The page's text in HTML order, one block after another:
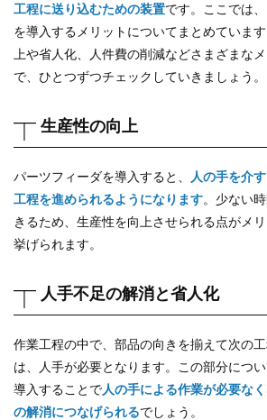
工程に送り込むための装置です。ここでは
を導入するメリットについてまとめていま
上や省人化、人件費の削減などさまざまな
で、ひとつずつチェックしていきましょう。
生産性の向上
パーツフィーダを導入すると、
人の手を介
工程を進められるようになります。少ない
きるため、生産性を向上させられる点がメ
挙げられます。
人手不足の解消と省人化
作業工程の中で、部品の向きを揃えて次の
は、人手が必要となります。この部分につ
導入することで人の手による作業が必要な
の解消につなげられるでしょう。